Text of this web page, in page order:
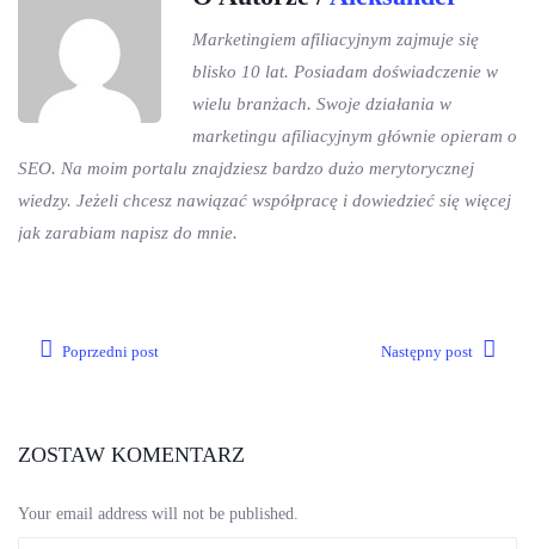
Marketingiem afiliacyjnym zajmuje się
blisko 10 lat. Posiadam doświadczenie w
wielu branżach. Swoje działania w
marketingu afiliacyjnym głównie opieram o
SEO. Na moim portalu znajdziesz bardzo dużo merytorycznej
wiedzy. Jeżeli chcesz nawiązać współpracę i dowiedzieć się więcej
jak zarabiam napisz do mnie.
Poprzedni post Następny post
ZOSTAW KOMENTARZ
Your email address will not be published.